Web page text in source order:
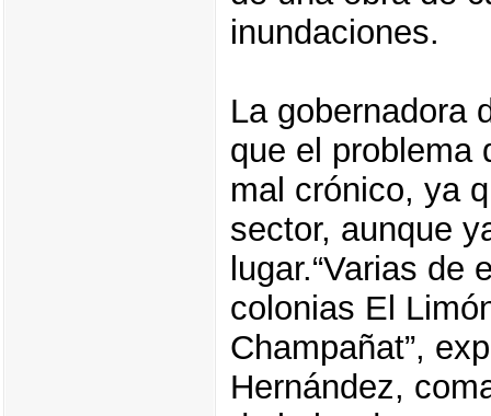
inundaciones.
La gobernadora
que el problema
mal crónico, ya
sector, aunque
lugar.“Varias de
colonias El
Champañat”,
Hernández,